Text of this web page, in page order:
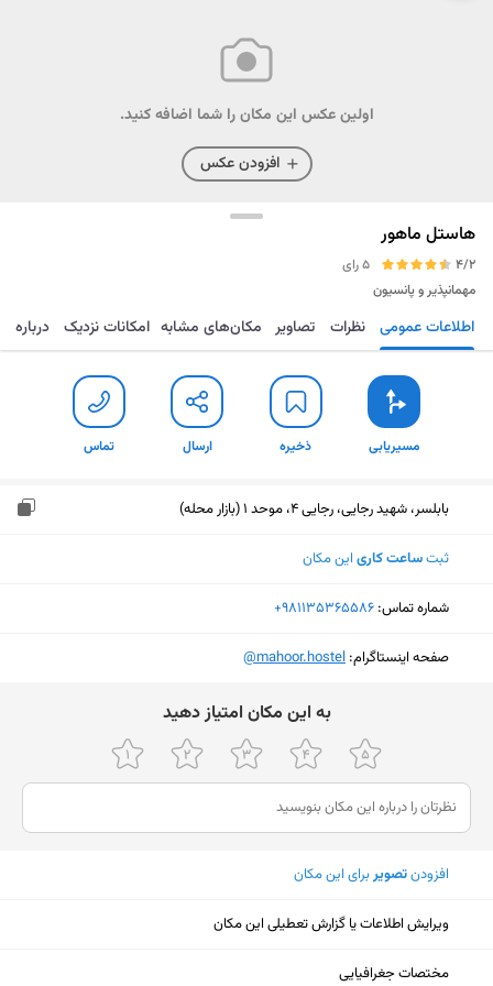
اولین عکس این مکان را شما اضافه کنید.
افزودن عکس
هاستل ماهور
4/2
5 رای
مهمانپذیر و پانسیون
مسیریابی ذخیره ارسال تماس اطلاعات عمومی نظرات تصاویر مکان‌های مشابه امکانات نزدیک درباره
مسیریابی ذخیره ارسال تماس
بابلسر، شهید رجایی، رجایی 4، موحد 1 (بازار محله)
ثبتساعت کاری این مکان
شماره تماس: ‎+981135365586
صفحه اینستاگرام: ‎@mahoor.hostel
ﺑﻪ اﯾﻦ ﻣﮑﺎن اﻣﺘﯿﺎز دﻫﯿﺪ
افزودنتصویربرای این مکان
ویرایش اطلاعات یا گزارش تعطیلی این مکان
مختصات جغرافیایی